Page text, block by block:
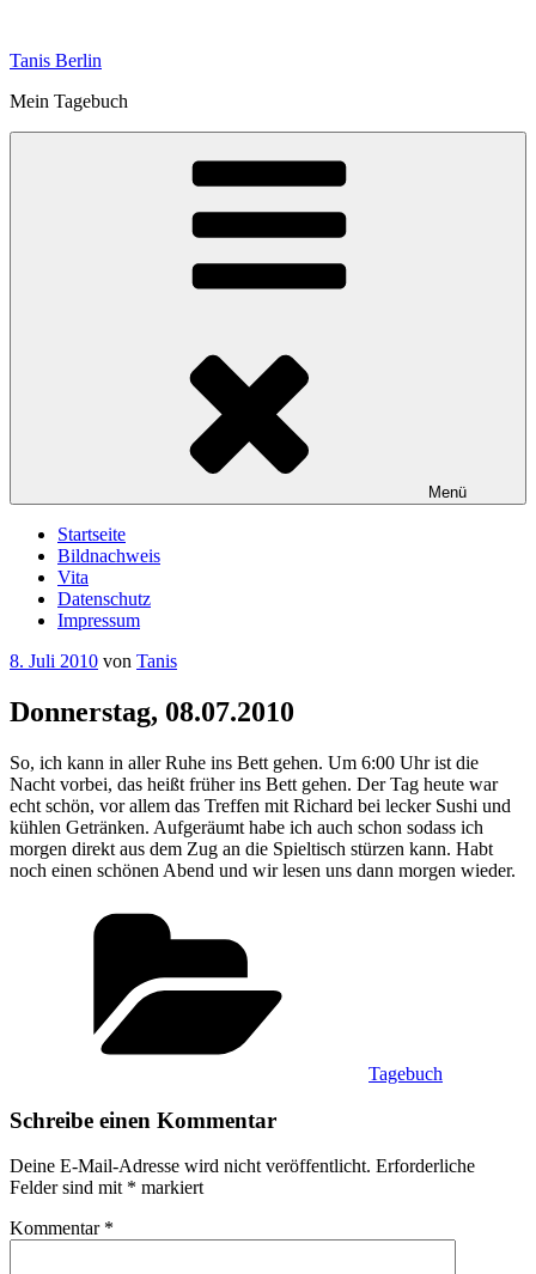
springen
Tanis Berlin
Mein Tagebuch
Menü
Startseite
Bildnachweis
Vita
Datenschutz
Impressum
Veröffentlicht
8. Juli 2010 von Tanis
Donnerstag, 08.07.2010
So, ich kann in aller Ruhe ins Bett gehen. Um 6:00 Uhr ist die
Nacht vorbei, das heißt früher ins Bett gehen. Der Tag heute war
echt schön, vor allem das Treffen mit Richard bei lecker Sushi und
kühlen Getränken. Aufgeräumt habe ich auch schon sodass ich
morgen direkt aus dem Zug an die Spieltisch stürzen kann. Habt
noch einen schönen Abend und wir lesen uns dann morgen wieder.
Tagebuch
Schreibe einen Kommentar
Deine E-Mail-Adresse wird nicht veröffentlicht. Erforderliche
Felder sind mit * markiert
Kommentar *